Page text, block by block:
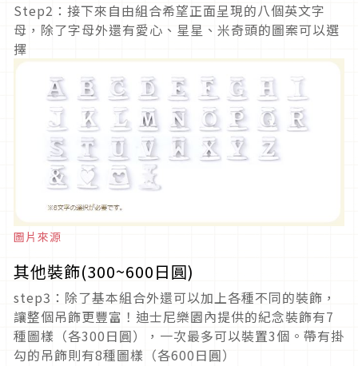
Step2：接下來自由組合希望正面呈現的八個英文字
母，除了字母外還有愛心、星星、米奇頭的圖案可以選
擇
圖片來源
其他裝飾(300~600日圓)
step3：除了基本組合外還可以加上各種不同的裝飾，
讓整個吊飾更豐富！迪士尼樂園內提供的紀念裝飾有7
種圖樣（各300日圓），一次最多可以裝置3個。帶有掛
勾的吊飾則有8種圖樣（各600日圓）